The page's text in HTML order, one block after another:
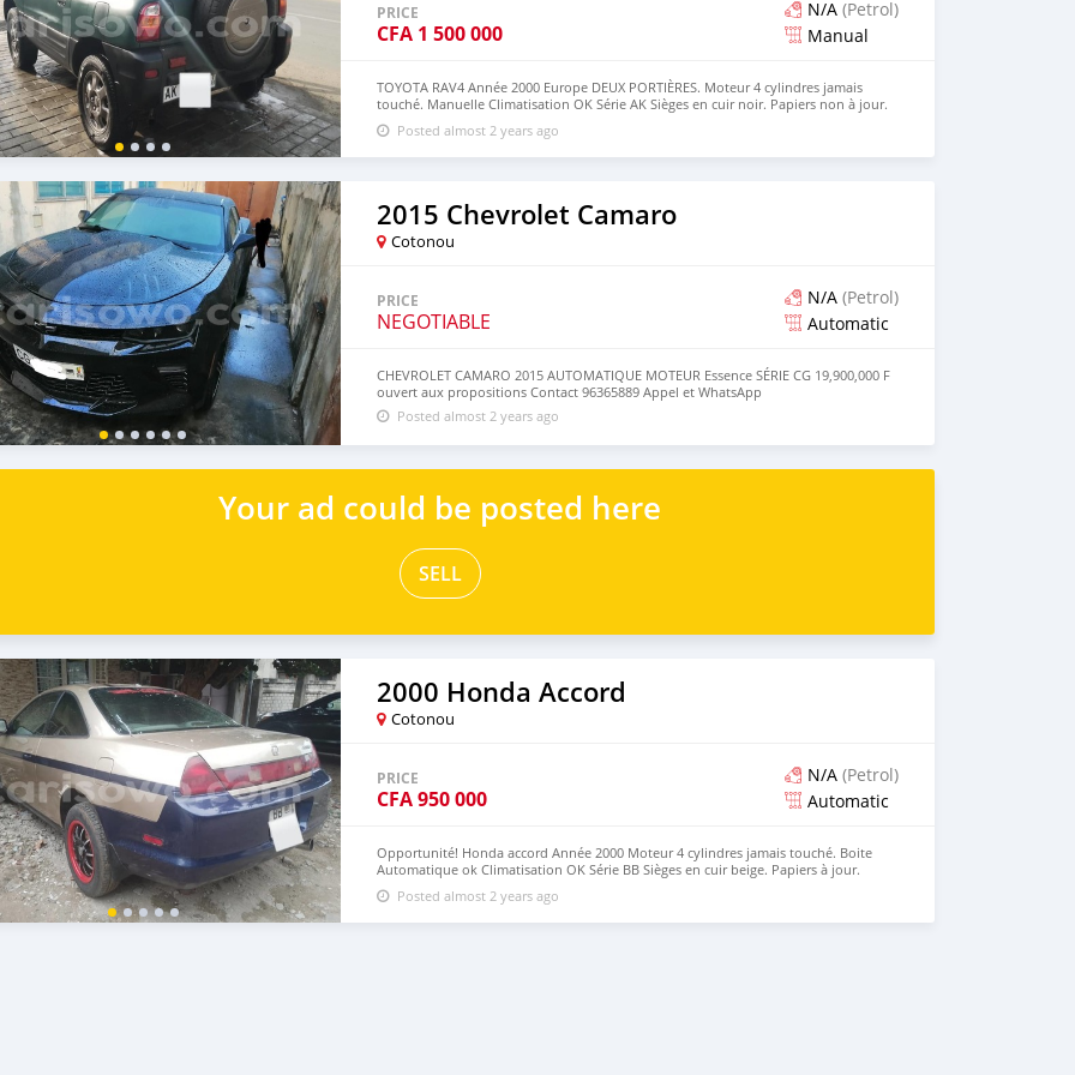
PRICE
CFA 1 500 000
N/A (Petrol)
Manual
TOYOTA RAV4 Année 2000 Europe DEUX PORTIÈRES. Moteur 4 cylindres jamais
touché. Manuelle Climatisation OK Série AK Sièges en cuir noir. Papiers non à jour.
Position Cotonou sur rendez-vous.
Posted almost 2 years ago
2015 Chevrolet Camaro
Cotonou
PRICE
NEGOTIABLE
N/A (Petrol)
Automatic
CHEVROLET CAMARO 2015 AUTOMATIQUE MOTEUR Essence SÉRIE CG 19,900,000 F
ouvert aux propositions Contact 96365889 Appel et WhatsApp
Posted almost 2 years ago
Your ad could be posted here
SELL
2000 Honda Accord
Cotonou
PRICE
CFA950 000
N/A (Petrol)
Automatic
Opportunité! Honda accord Année 2000 Moteur 4 cylindres jamais touché. Boite
Automatique ok Climatisation OK Série BB Sièges en cuir beige. Papiers à jour.
Position akpakpa sur rendez-vous.
Posted almost 2 years ago